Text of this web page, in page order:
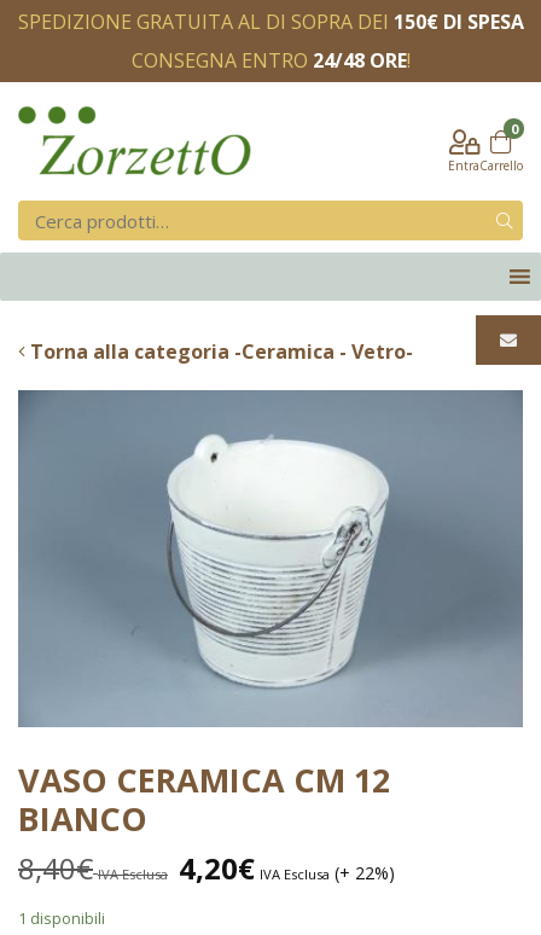
SPEDIZIONE GRATUITA AL DI SOPRA DEI 150€ DI SPESA
CONSEGNA ENTRO 24/48 ORE!
Entra
0
Carrello
Torna alla categoria -Ceramica - Vetro-
VASO CERAMICA CM 12
BIANCO
8,40€ IVA Esclusa 4,20€ IVA Esclusa (+ 22%)
1 disponibili